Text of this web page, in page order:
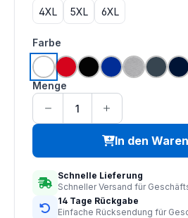
4XL 5XL 6XL
Farbe
weißrot schwarzroyalblaugrau meliert
Menge
In den
Schnelle Lieferung
Schneller Versand für
14 Tage Rückgabe
Einfache Rücksendung für